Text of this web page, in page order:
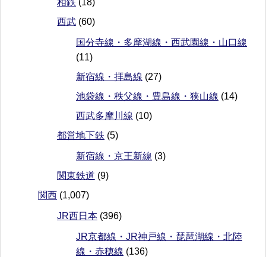
西武 (60)
国分寺線・多摩湖線・西武園線・山口線
(11)
新宿線・拝島線 (27)
池袋線・秩父線・豊島線・狭山線 (14)
西武多摩川線 (10)
都営地下鉄 (5)
新宿線・京王新線 (3)
関東鉄道 (9)
関西 (1,007)
JR西日本 (396)
JR京都線・JR神戸線・琵琶湖線・北陸
線・赤穂線 (136)